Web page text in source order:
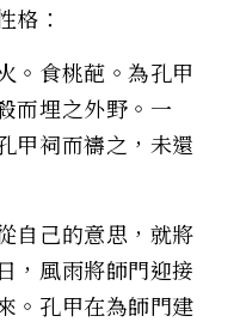
格：
。食桃葩。為孔甲
而埋之外野。一
甲祠而禱之，未還
自己的意思，就將
，風雨將師門迎接
。孔甲在為師門建